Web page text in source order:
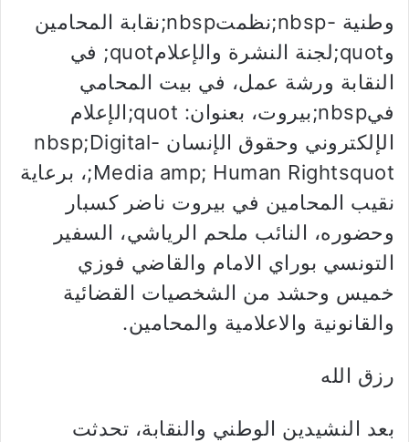
وطنية -nbsp;نظمتnbsp;نقابة المحامين
وquot;لجنة النشرة والإعلامquot; في
النقابة ورشة عمل، في بيت المحامي
فيnbsp;بيروت، بعنوان: quot;الإعلام
الإلكتروني وحقوق الإنسان -nbsp;Digital
Media amp; Human Rightsquot;، برعاية
نقيب المحامين في بيروت ناضر كسبار
وحضوره، النائب ملحم الرياشي، السفير
التونسي بوراي الامام والقاضي فوزي
خميس وحشد من الشخصيات القضائية
والقانونية والاعلامية والمحامين.
رزق الله
بعد النشيدين الوطني والنقابة، تحدثت